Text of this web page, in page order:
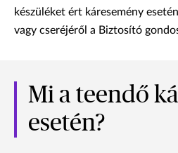
készüléket ért káresemény
vagy cseréjéről a Biztosító
Mi a teendő
esetén?